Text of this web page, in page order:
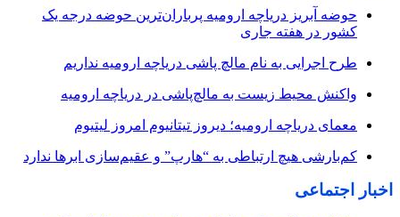
حوضه آبریز دریاچه ارومیه پرباران‌ترین حوضه‌ درجه یک
کشور در هفته جاری
طرح اجرایی به نام مالچ پاشی دریاچه ارومیه نداریم
واکنش محیط زیست به مالچ‌پاشی در دریاچه ارومیه
معمای دریاچه ارومیه؛ دیروز تیتانیوم امروز لیتیوم
کم‌بارشی هیچ ارتباطی به “هارپ” و عقیم‌سازی ابرها ندارد
اخبار اجتماعی